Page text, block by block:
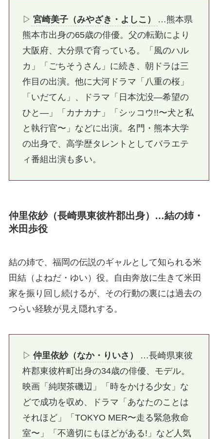
▷ 宮崎美子（みやざき・よしこ）
…熊本県
熊本市出身の65歳の俳優。父の転勤により
大阪府、大分県で育っている。「風のハル
カ」「ごちそうさん」に続き、朝ドラは三
作目の出演。他に大河ドラマ「八重の桜」
「いだてん」、ドラマ「日本沈没―希望の
ひと―」「カナカナ」「シッコウ!!〜犬と私
と執行官〜」などに出演。名門・熊本大学
の出身で、高学歴タレントとしてバラエテ
ィ番組出演も多い。
仲里依紗（長崎県東彼杵郡出身）…結の姉・
米田歩役
結の姉で、福岡の伝説のギャルとして知られる米
田結（よねだ・ゆい）役。自由奔放に生きて米田
家を振り回し続けるが、その行動の裏には過去の
つらい経験が見え隠れする。
▷ 仲里依紗（なか・りいさ）
…長崎県東彼
杵郡東彼杵町出身の34歳の俳優、モデル。
映画「純喫茶磯辺」「時をかける少女」な
どで成功を収め、ドラマ「あなたのことは
それほど」「TOKYO MER〜走る緊急救命
室〜」「不適切にもほどがある!」など人気